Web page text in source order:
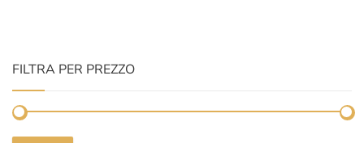
FILTRA PER PREZZO